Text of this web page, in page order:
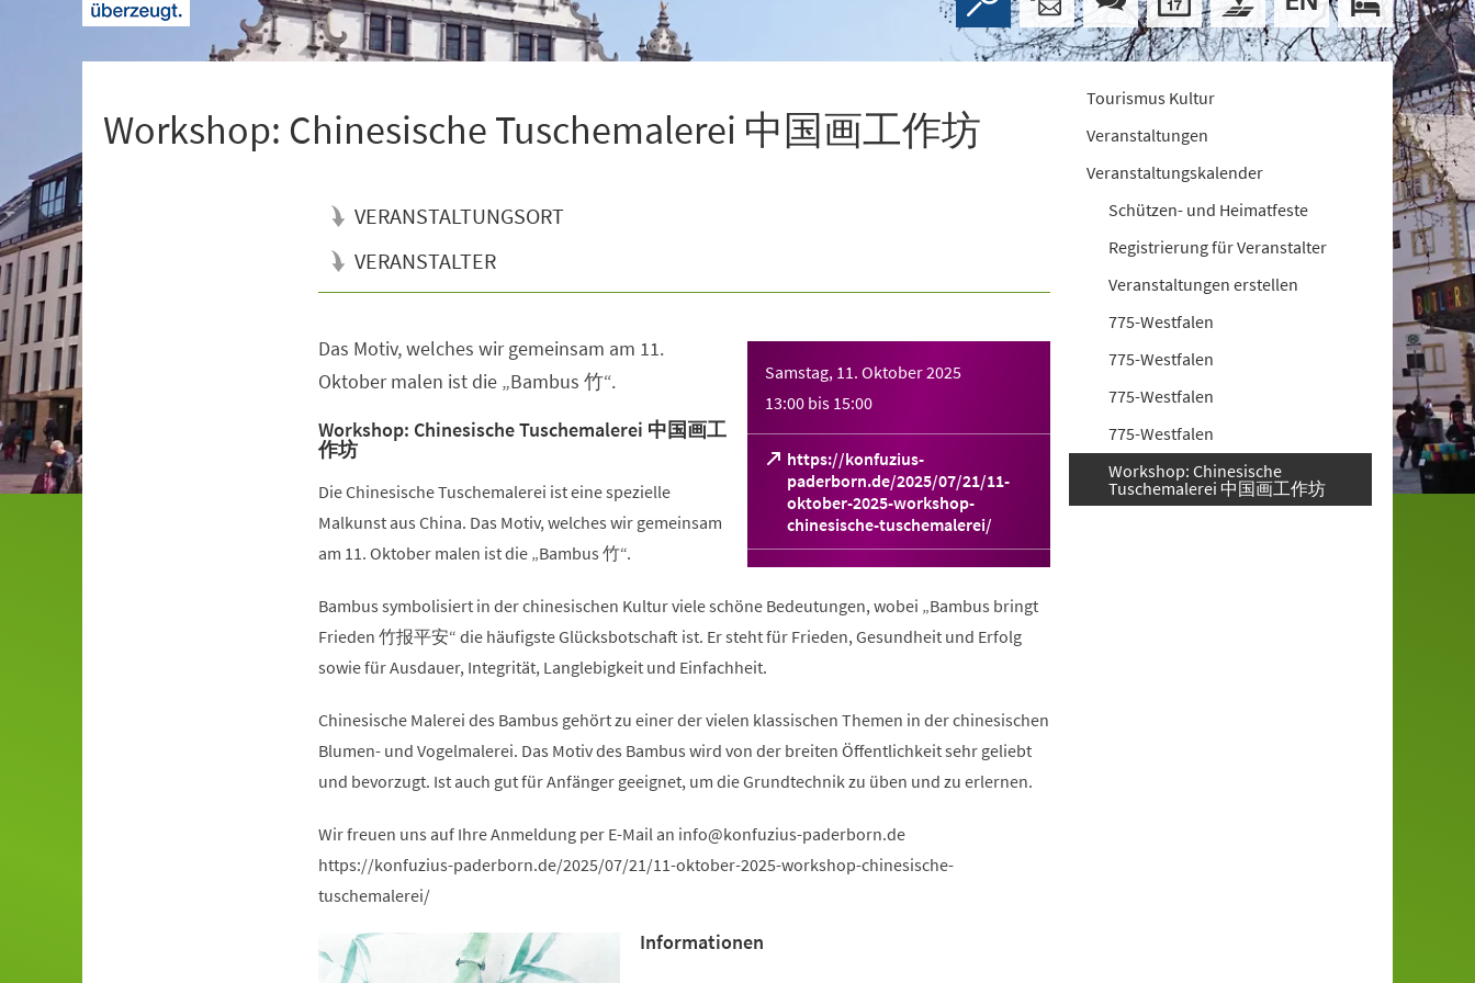
Workshop: Chinesische Tuschemalerei 中国画工作坊
VERANSTALTUNGSORT
VERANSTALTER
Samstag, 11. Oktober 2025
13:00 bis 15:00
https://konfuzius-
paderborn.de/2025/07/21/11-
oktober-2025-workshop-
chinesische-tuschemalerei/
(Öffnet
in
einem
Tab)
Das Motiv, welches wir gemeinsam am 11.
Oktober malen ist die „Bambus 竹“.
Workshop: Chinesische Tuschemalerei 中国画工
作坊
Die Chinesische Tuschemalerei ist eine spezielle
Malkunst aus China. Das Motiv, welches wir gemeinsam
am 11. Oktober malen ist die „Bambus 竹“.
Bambus symbolisiert in der chinesischen Kultur viele schöne Bedeutungen, wobei „Bambus bringt
Frieden 竹报平安“ die häufigste Glücksbotschaft ist. Er steht für Frieden, Gesundheit und Erfolg
sowie für Ausdauer, Integrität, Langlebigkeit und Einfachheit.
Chinesische Malerei des Bambus gehört zu einer der vielen klassischen Themen in der chinesischen
Blumen- und Vogelmalerei. Das Motiv des Bambus wird von der breiten Öffentlichkeit sehr geliebt
und bevorzugt. Ist auch gut für Anfänger geeignet, um die Grundtechnik zu üben und zu erlernen.
Wir freuen uns auf Ihre Anmeldung per E-Mail an info konfuzius-paderborn de
https://konfuzius-paderborn.de/2025/07/21/11-oktober-2025-workshop-chinesische-
tuschemalerei/
Informationen
Tourismus Kultur
Veranstaltungen
Veranstaltungskalender
Schützen- und Heimatfeste
Registrierung für Veranstalter
Veranstaltungen erstellen
775-Westfalen
775-Westfalen
775-Westfalen
775-Westfalen
Workshop: Chinesische
Tuschemalerei 中国画工作坊